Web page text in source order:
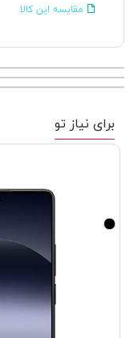
مقایسه این کالا
برای نیاز تو